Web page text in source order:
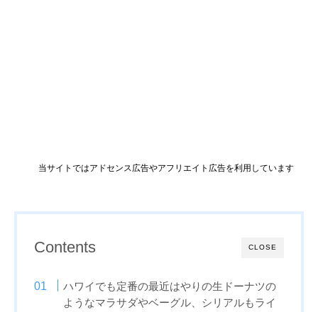
当サイトではアドセンス広告やアフリエイト広告を利用しています
CLOSE
Contents
ハワイでも定番の最近はやりの生ドーナツの
ようなマラサダやベーグル、シリアルもライ